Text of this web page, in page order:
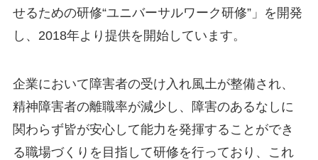
せるための研修“ユニバーサルワーク研修”」を開発
し、2018年より提供を開始しています。
企業において障害者の受け入れ風土が整備され、
精神障害者の離職率が減少し、障害のあるなしに
関わらず皆が安心して能力を発揮することができ
る職場づくりを目指して研修を行っており、これ